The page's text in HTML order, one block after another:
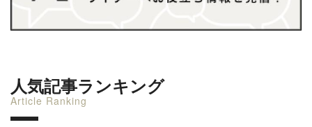
人気記事ランキング
Article Ranking